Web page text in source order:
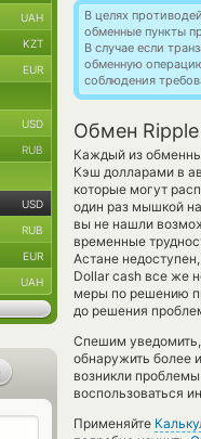
В целях
обменные пункты
В случае если
обменную
соблюдения
Обмен Ripple
Каждый из
Кэш долларами в
которые могут
один раз мышкой
вы не нашли
временные
Астане
Dollar cash все же
меры по решению
до решения
Спешим
обнаружить более
возникли
воспользоваться
Применяйте
UAH
KZT
EUR
USD
RUB
USD
RUB
EUR
UAH